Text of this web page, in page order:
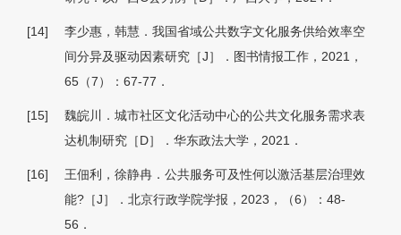
[14]
李少惠，韩慧．我国省域公共数字文化服务供给效率空
间分异及驱动因素研究［J］．图书情报工作，2021，
65（7）：67-77．
[15]
魏皖川．城市社区文化活动中心的公共文化服务需求表
达机制研究［D］．华东政法大学，2021．
[16]
王佃利，徐静冉．公共服务可及性何以激活基层治理效
能?［J］．北京行政学院学报，2023，（6）：48-
56．